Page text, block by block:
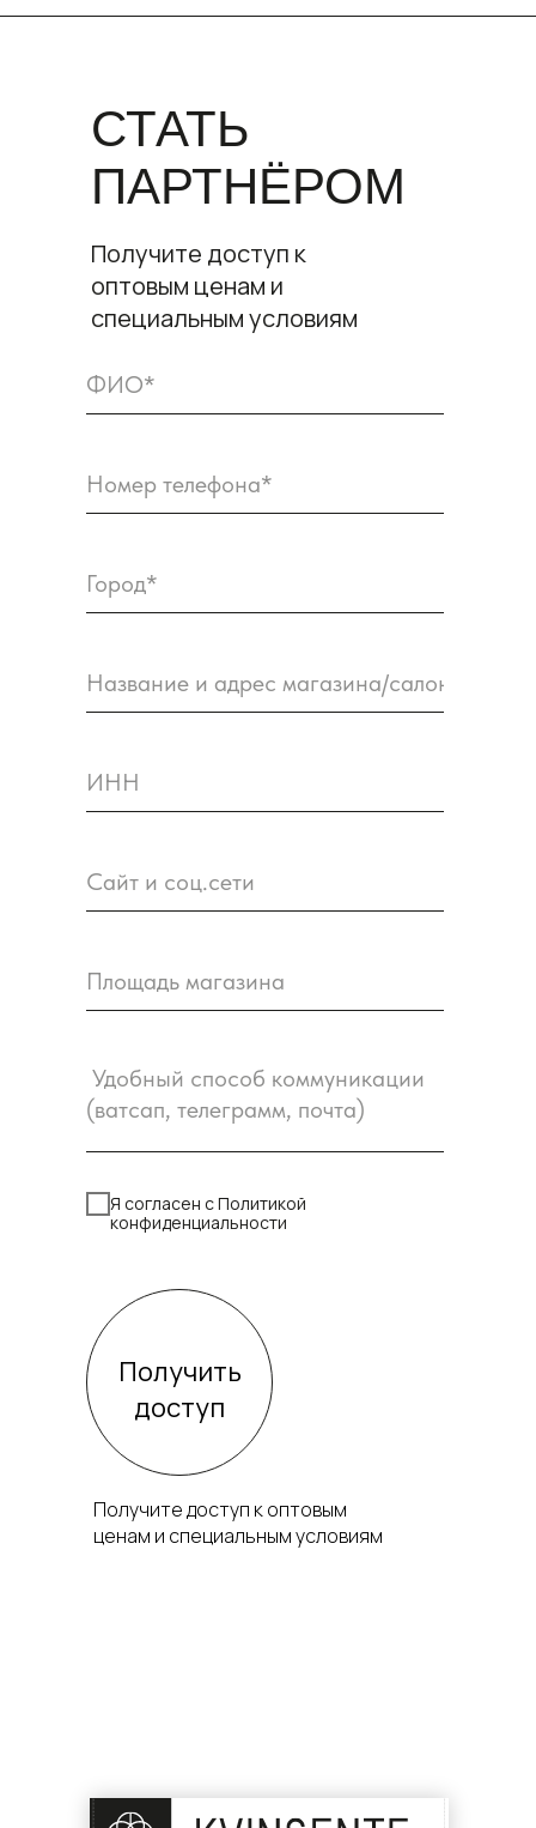
Получить
доступ
СТАТЬ
ПАРТНЁРОМ
Получите доступ к
оптовым ценам и
специальным условиям
Я согласен с Политикой
конфиденциальности
Получите доступ к оптовым
ценам и специальным условиям